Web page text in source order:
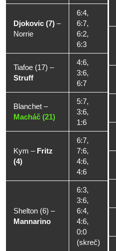
Djokovic (7) –
Norrie
6:4,
6:7,
6:2,
6:3
Tiafoe (17) –
Struff
4:6,
3:6,
6:7
Blanchet –
Macháč (21)
5:7,
3:6,
1:6
Kym – Fritz
(4)
6:7,
7:6,
4:6,
4:6
Shelton (6) –
Mannarino
6:3,
3:6,
6:4,
4:6,
0:0
(skreč)